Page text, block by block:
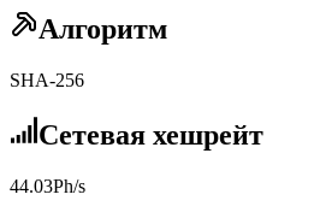
Алгоритм
SHA-256
Сетевая хешрейт
44.03Ph/s